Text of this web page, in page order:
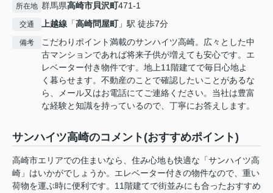
所在地 群馬県高崎市貝沢町471-1
交通 上越線 「高崎問屋町」駅 徒歩7分
備考
こだわりポイント満載のサンハイツ高崎。広々とした中
古マンションであれば将来子供が増えても安心です。エ
レベーター付き物件です。地上11階建てで毎日心地よ
く暮らせます。不動産のことで確認したいことがあるな
ら、メール又はお電話にてご連絡ください。当社は豊富
な経験と知識を持っているので、丁寧にお答えします。
サンハイツ高崎のコメント(おすすめポイント)
高崎市エリアでの住まいなら、住み心地も快適な「サンハイツ高
崎」はいかがでしょうか。エレベーター付きの物件なので、重い
荷物を運ぶ時に便利です。11階建てで街並みにも合ったおすすめ